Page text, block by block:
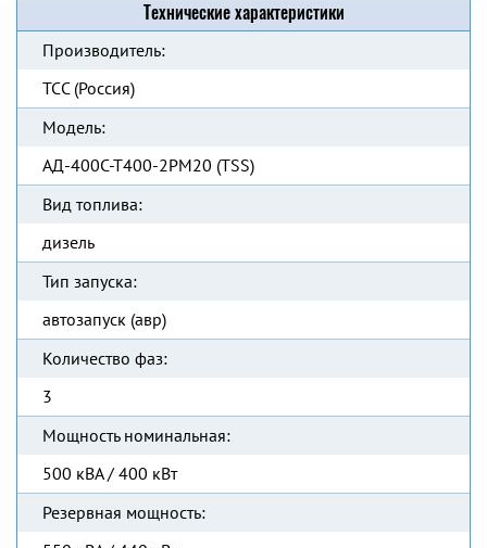
Технические характеристики
Производитель:
ТСС (Россия)
Модель:
АД-400С-Т400-2РМ20 (TSS)
Вид топлива:
дизель
Тип запуска:
автозапуск (авр)
Количество фаз:
3
Мощность номинальная:
500 кВА / 400 кВт
Резервная мощность: